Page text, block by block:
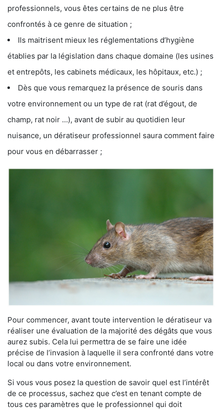
professionnels, vous êtes certains de ne plus être
confrontés à ce genre de situation ;
Ils maitrisent mieux les réglementations d’hygiène
établies par la législation dans chaque domaine (les usines
et entrepôts, les cabinets médicaux, les hôpitaux, etc.) ;
Dès que vous remarquez la présence de souris dans
votre environnement ou un type de rat (rat d’égout, de
champ, rat noir …), avant de subir au quotidien leur
nuisance, un dératiseur professionnel saura comment faire
pour vous en débarrasser ;
Pour commencer, avant toute intervention le dératiseur va
réaliser une évaluation de la majorité des dégâts que vous
aurez subis. Cela lui permettra de se faire une idée
précise de l’invasion à laquelle il sera confronté dans votre
local ou dans votre environnement.
Si vous vous posez la question de savoir quel est l’intérêt
de ce processus, sachez que c’est en tenant compte de
tous ces paramètres que le professionnel qui doit